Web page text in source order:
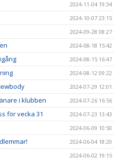
2024-11-04 19:34
2024-10-07 23:15
2024-09-28 08:27
2024-08-18 15:42
2024-08-15 16:47
2024-08-12 09:22
2024-07-29 12:01
i klubben 2024-07-26 16:56
för vecka 31 2024-07-23 13:43
2024-06-09 10:50
2024-06-04 18:20
2024-06-02 19:15